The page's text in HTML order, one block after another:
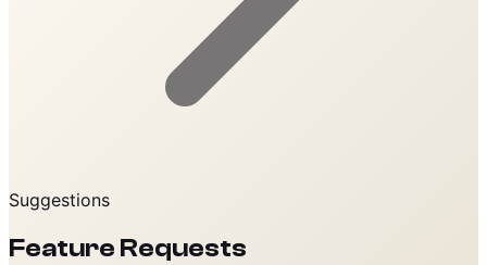
Suggestions
Feature Requests